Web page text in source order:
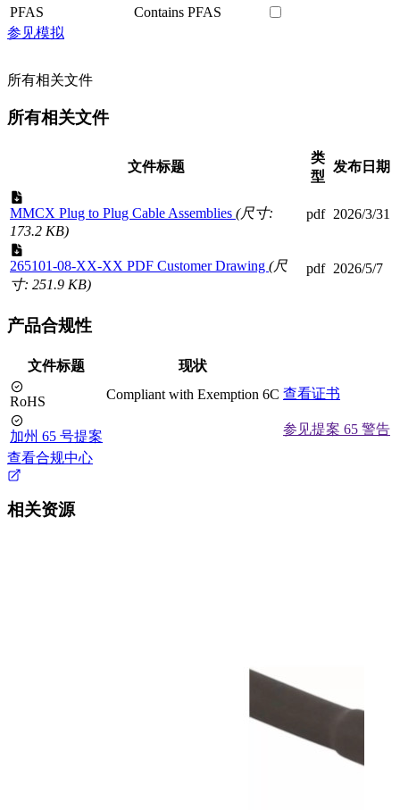
PFAS
Contains PFAS
参见模拟
所有相关文件
所有相关文件
文件标题
类
型
发布日期
MMCX Plug to Plug Cable Assemblies (尺寸:
173.2 KB)
pdf 2026/3/31
265101-08-XX-XX PDF Customer Drawing (尺
寸: 251.9 KB)
pdf 2026/5/7
产品合规性
文件标题 现状
RoHS Compliant with Exemption 6C 查看证书
加州 65 号提案
参见提案 65 警告
查看合规中心
相关资源